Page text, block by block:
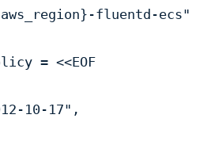
fluentd-ecs"
= <<EOF
10-17",